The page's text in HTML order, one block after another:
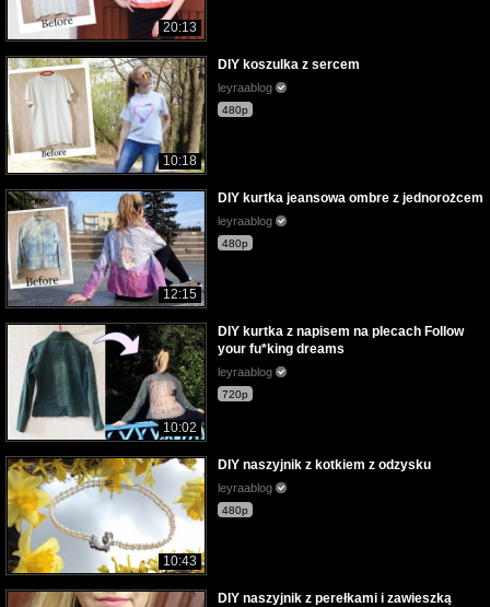
20:13
10:18
DIY koszulka z sercem
leyraablog
480p
12:15
DIY kurtka jeansowa ombre z jednorożcem
leyraablog
480p
10:02
DIY kurtka z napisem na plecach Follow
your fu*king dreams
leyraablog
720p
10:43
DIY naszyjnik z kotkiem z odzysku
leyraablog
480p
DIY naszyjnik z perełkami i zawieszką